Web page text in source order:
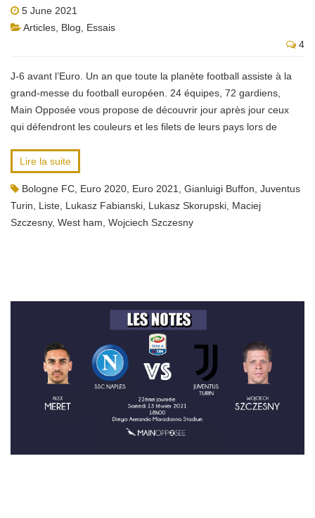
5 June 2021
Articles Blog
Essais
4
J-6 avant l’Euro. Un an que toute la planète football assiste à la
grand-messe du football européen. 24 équipes, 72 gardiens,
Main Opposée vous propose de découvrir jour après jour ceux
qui défendront les couleurs et les filets de leurs pays lors de
Lire la suite
Bologne FC Euro 2020 Euro 2021 Gianluigi Buffon Juventus
Turin
Liste Lukasz Fabianski Lukasz Skorupski Maciej
Szczesny, West ham Wojciech Szczesny